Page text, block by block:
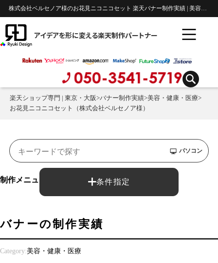
株式会社ベルセノア様のお花見ニコニコセット 楽天バナー制作実績 | 美容・健康・医療
アイデアを形に変える楽天制作パートナー
楽天ショップ専門 | 東京・大阪>バナー制作実績>美容・健康・医療>
お花見ニコニコセット（株式会社ベルセノア様）
条件指定
パソコン
制作メニュー： バナー制作
バナーの制作実績
Category:美容・健康・医療